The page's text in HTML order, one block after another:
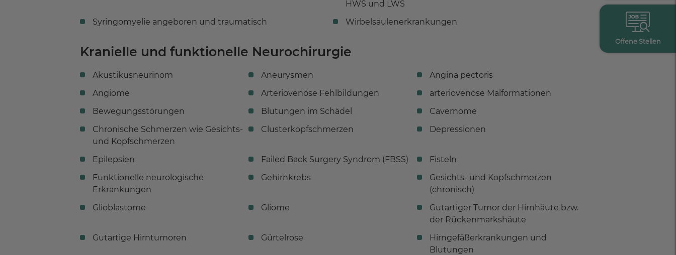
HWS und LWS
Syringomyelie angeboren und traumatisch
Wirbelsäulenerkrankungen
Kranielle und funktionelle Neurochirurgie
Akustikusneurinom Aneurysmen
Angina pectoris
Angiome
Arteriovenöse Fehlbildungen
arteriovenöse Malformationen
Bewegungsstörungen
Blutungen im Schädel
Cavernome
Chronische Schmerzen wie Gesichts-
und Kopfschmerzen
Clusterkopfschmerzen Depressionen
Epilepsien Failed Back Surgery Syndrom (FBSS)
Fisteln
Funktionelle neurologische
Erkrankungen
Gehirnkrebs
Gesichts- und Kopfschmerzen
(chronisch)
Glioblastome
Gliome
Gutartiger Tumor der Hirnhäute bzw.
der Rückenmarkshäute
Gutartige Hirntumoren
Gürtelrose
Hirngefäßerkrankungen und
Blutungen
Offene Stellen